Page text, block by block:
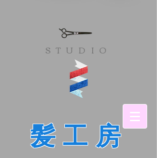
​STUDIO
髪工房